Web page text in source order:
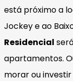
está próximo a
Jockey e ao
Residencial
apartamentos.
morar ou